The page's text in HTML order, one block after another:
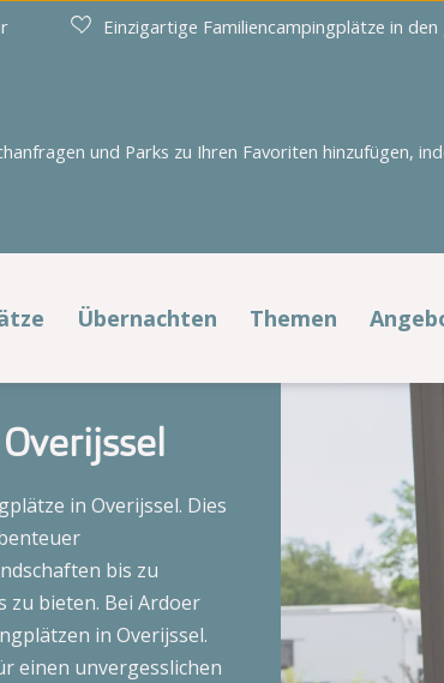
Einzigartige Familiencampingplätze in
und Parks zu Ihren Favoriten hinzufügen,
Bossen
Bergen
Holterberg
Übernachten
Übernachten bei
Stellplätze
Glamping
Mietunterkünfte
Themen
Beliebte
Sommer
Herbst
Alle
in Overijssel. Dies
bis zu
zu bieten. Bei Ardoer
in Overijssel.
einen unvergesslichen